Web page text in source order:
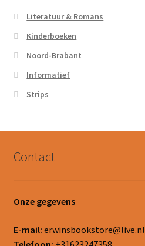
Literatuur & Romans
Kinderboeken
Noord-Brabant
Informatief
Strips
Contact
Onze gegevens
E-mail: erwinsbookstore@live.nl